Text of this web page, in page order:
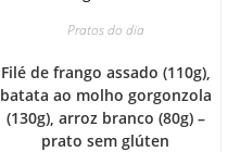
Pratos do dia
Filé de frango assado (110g),
batata ao molho gorgonzola
(130g), arroz branco (80g) –
prato sem glúten